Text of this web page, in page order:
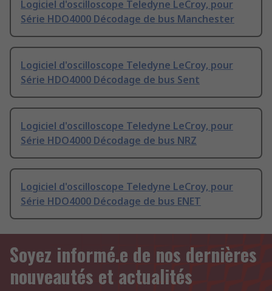
Logiciel d'oscilloscope Teledyne LeCroy, pour
Série HDO4000 Décodage de bus Manchester
Logiciel d'oscilloscope Teledyne LeCroy, pour
Série HDO4000 Décodage de bus Sent
Logiciel d'oscilloscope Teledyne LeCroy, pour
Série HDO4000 Décodage de bus NRZ
Logiciel d'oscilloscope Teledyne LeCroy, pour
Série HDO4000 Décodage de bus ENET
Soyez informé.e de nos dernières
nouveautés et actualités